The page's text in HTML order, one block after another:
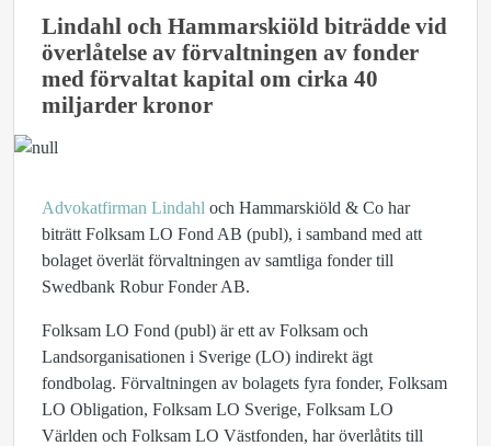
Lindahl och Hammarskiöld biträdde vid
överlåtelse av förvaltningen av fonder
med förvaltat kapital om cirka 40
miljarder kronor
Advokatfirman Lindahl och Hammarskiöld & Co har
biträtt Folksam LO Fond AB (publ), i samband med att
bolaget överlät förvaltningen av samtliga fonder till
Swedbank Robur Fonder AB.
Folksam LO Fond (publ) är ett av Folksam och
Landsorganisationen i Sverige (LO) indirekt ägt
fondbolag. Förvaltningen av bolagets fyra fonder, Folksam
LO Obligation, Folksam LO Sverige, Folksam LO
Världen och Folksam LO Västfonden, har överlåtits till